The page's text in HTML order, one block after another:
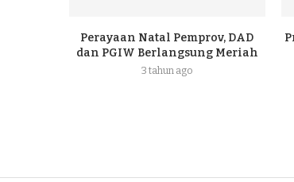
Perayaan Natal Pemprov, DAD
dan PGIW Berlangsung Meriah
3 tahun ago